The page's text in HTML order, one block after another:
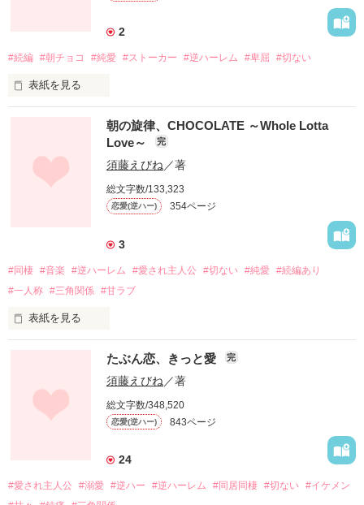
2
#続編 #朝チョコ #純愛 #ストーカー #逆ハーレム #卑屈 #切ない
表紙を見る
前作朝チョコ完結時、前後。
音楽と、美味しいものと。
全て委ねた哲との、生活。
朝の旋律、CHOCOLATE ～Whole Lotta
Love～
完
須藤えびね ／著
総文字数/133,323
恋愛(逆ハー) 354ページ
3
#同棲 #音楽 #逆ハーレム #愛され主人公 #切ない #純愛 #続編あり
#一人称 #三角関係 #甘ラブ
表紙を見る
【音楽とピアスと美味しいもの。間抜けな私と、赤い髪】
私、蜜と言います。
鉄工所勤務の、旋盤使いです。吹奏楽団所属の、ﾄﾗﾝﾍﾟｯﾄ奏者
たぶん恋、きっと愛 完
須藤えびね ／著
総文字数/348,520
恋愛(逆ハー) 843ページ
24
#愛され主人公 #溺愛 #逆ハー #逆ハーレム #同居同棲 #切ない #イケメン